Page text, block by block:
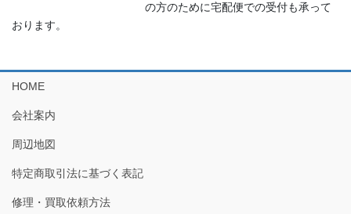
の方のために宅配便での受付も承って
おります。
HOME
会社案内
周辺地図
特定商取引法に基づく表記
修理・買取依頼方法